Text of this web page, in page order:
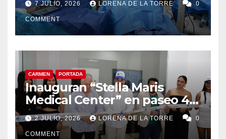
Ciudad del Carmen
7 JULIO, 2026 LORENA DE LA TORRE 0
COMMENT
CARMEN PORTADA
Inauguran “Stella Maris
Medical Center” en paseo 4.5
en Ciudad del Carmen
2 JULIO, 2026 LORENA DE LA TORRE 0
COMMENT